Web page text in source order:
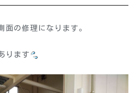
の修理になります。
ります